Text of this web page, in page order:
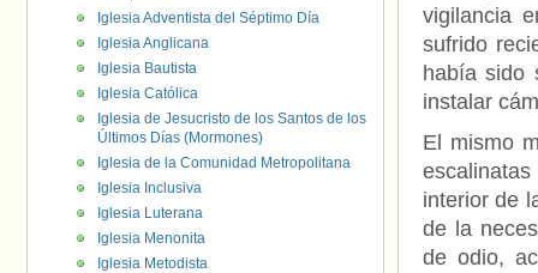
vigilancia
sufrido
había sido
instalar
El mismo
interior de
de la
de odio,
Iglesia Adventista del Séptimo Día
Iglesia Anglicana
Iglesia Bautista
Iglesia Católica
Iglesia de Jesucristo de los Santos de los
Últimos Días (Mormones)
Iglesia de la Comunidad Metropolitana
Iglesia Inclusiva
Iglesia Luterana
Iglesia Menonita
Iglesia Metodista